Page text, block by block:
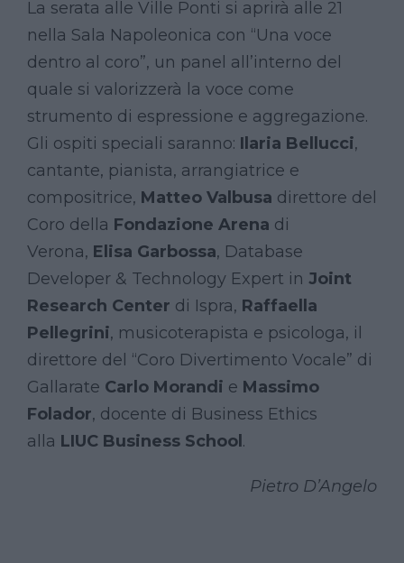
La serata alle Ville Ponti si aprirà alle 21
nella Sala Napoleonica con “Una voce
dentro al coro”, un panel all’interno del
quale si valorizzerà la voce come
strumento di espressione e aggregazione.
Gli ospiti speciali saranno: Ilaria Bellucci,
cantante, pianista, arrangiatrice e
compositrice, Matteo Valbusa direttore del
Coro della Fondazione Arena di
Verona, Elisa Garbossa, Database
Developer & Technology Expert in Joint
Research Center di Ispra, Raffaella
Pellegrini, musicoterapista e psicologa, il
direttore del “Coro Divertimento Vocale” di
Gallarate Carlo Morandi e Massimo
Folador, docente di Business Ethics
alla LIUC Business School .
Pietro D’Angelo